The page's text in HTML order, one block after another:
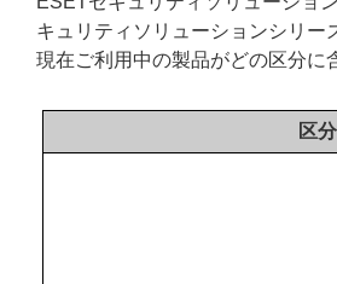
キュリティソリューションシリー
現在ご利用中の製品がどの区分に
区分